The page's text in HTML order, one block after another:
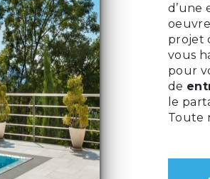
d’une
projet
vous
pour
de
le
Toute